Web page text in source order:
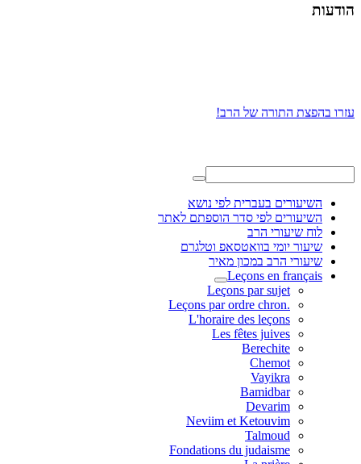
הודעות
עזרו בהפצת התורה של הרב!
השיעורים בעברית לפי נושא
השיעורים לפי סדר הוספתם לאתר
לוח שיעורי הרב
שיעור יומי בוואטסאפ וטלגרם
שיעורי הרב במכון מאיר
Leçons en français
Leçons par sujet
.Leçons par ordre chron
L'horaire des leçons
Les fêtes juives
Berechite
Chemot
Vayikra
Bamidbar
Devarim
Neviim et Ketouvim
Talmoud
Fondations du judaisme